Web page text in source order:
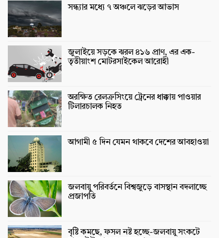
সন্ধ্যার মধ্যে ৭ অঞ্চলে ঝড়ের আভাস
জুলাইয়ে সড়কে ঝরল ৪১৬ প্রাণ, এর এক-
তৃতীয়াংশ মোটরসাইকেল আরোহী
অরক্ষিত রেলক্রসিংয়ে ট্রেনের ধাক্কায় পাওয়ার
টিলারচালক নিহত
আগামী ৫ দিন যেমন থাকবে দেশের আবহাওয়া
জলবায়ু পরিবর্তনে বিশ্বজুড়ে বাসস্থান বদলাচ্ছে
প্রজাপতি
বৃষ্টি কমছে, ফসল নষ্ট হচ্ছে-জলবায়ু সংকটে